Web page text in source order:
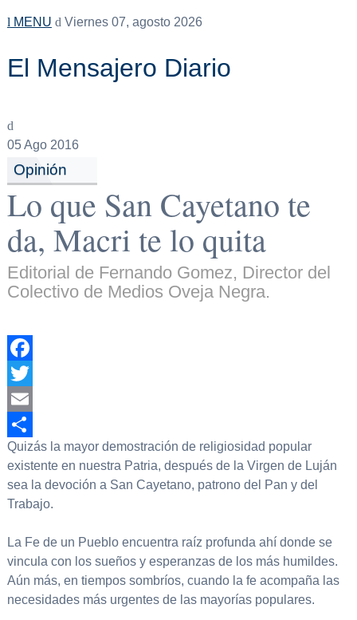
MENU Viernes 07, agosto 2026
El Mensajero Diario
05Ago 2016
Opinión
Lo que San Cayetano te
da, Macri te lo quita
Editorial de Fernando Gomez, Director del
Colectivo de Medios Oveja Negra.
Facebook
Twitter
Email
Compartir
Quizás la mayor demostración de religiosidad popular
existente en nuestra Patria, después de la Virgen de Luján
sea la devoción a San Cayetano, patrono del Pan y del
Trabajo.
La Fe de un Pueblo encuentra raíz profunda ahí donde se
vincula con los sueños y esperanzas de los más humildes.
Aún más, en tiempos sombríos, cuando la fe acompaña las
necesidades más urgentes de las mayorías populares.